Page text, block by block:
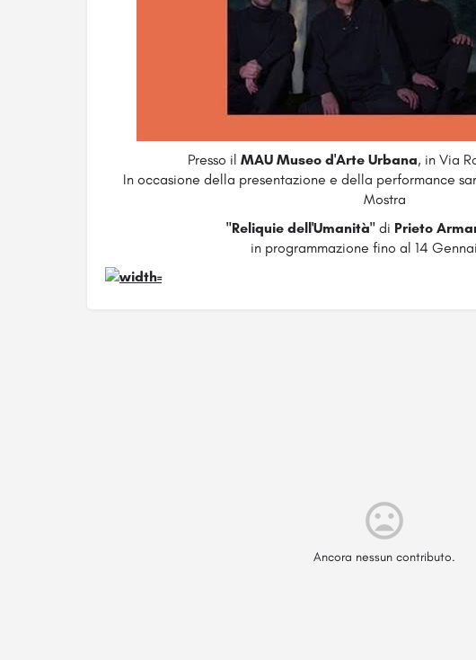
Presso ilMAU Museo d'Arte Urbana, in Via
In occasione della presentazione e della performance
Mostra
"Reliquie dell'Umanità" di Prieto
in programmazione fino al 14
Ancora nessun contributo.